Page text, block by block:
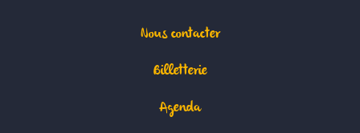
Nous contacter
Billetterie
Agenda